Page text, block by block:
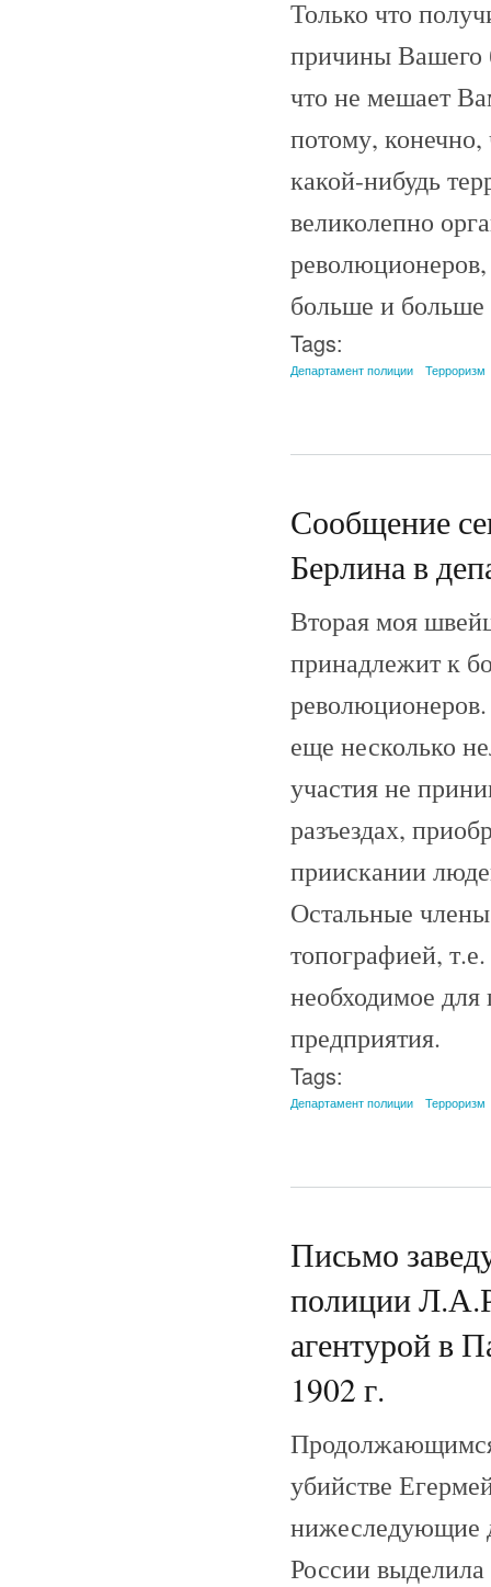
Только что
причины Вашего
что не мешает
потому, конечно,
какой-нибудь
великолепно
революционеров,
больше и больше
Tags:
Департамент полиции Терроризм
Сообщение
Берлина в
Вторая моя
принадлежит к
еще несколько
участия не
разъездах,
приискании
Остальные члены
топографией,
необходимое для
предприятия.
Tags:
Департамент полиции Терроризм
Письмо
полиции
агентурой в
1902 г.
убийстве
нижеследующие
России